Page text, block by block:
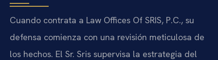
Cuando contrata a Law Offices Of SRIS, P.C., su
defensa comienza con una revisión meticulosa de
los hechos. El Sr. Sris supervisa la estrategia del